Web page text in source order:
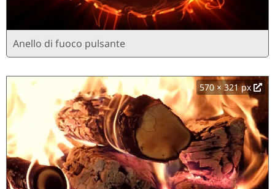
Anello di fuoco pulsante
570 × 321 px